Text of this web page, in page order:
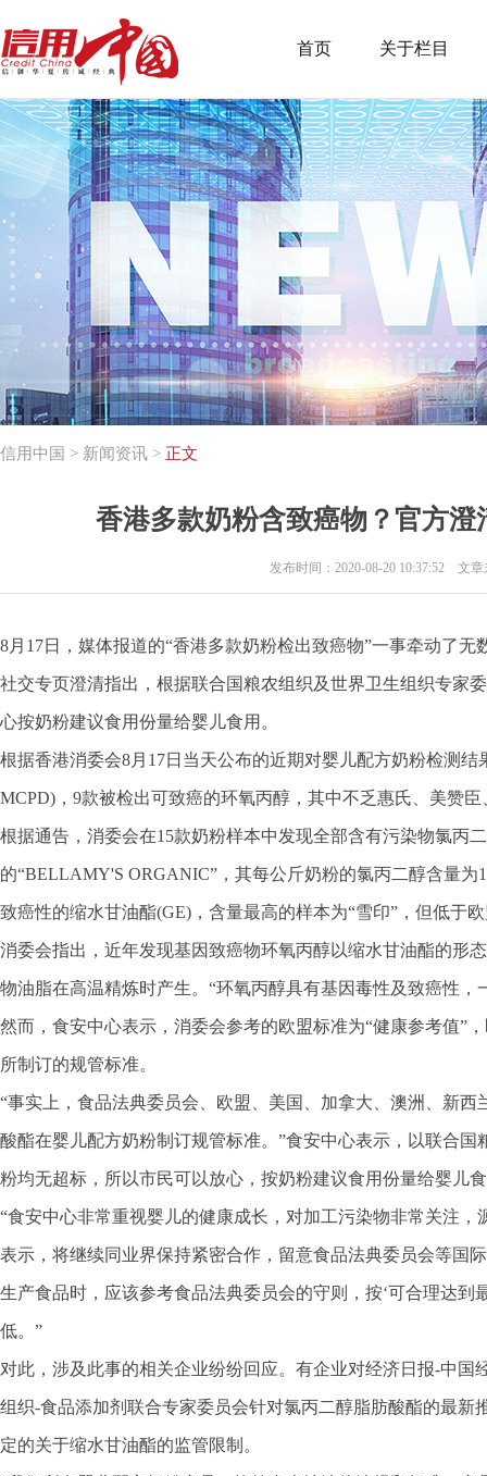
首页 关于栏目
信用中国 > 新闻资讯 > 正文
香港多款奶粉含致癌物？官方
发布时间：2020-08-20 10:37:52 文章
8月17日，媒体报道的“香港多款奶粉检出致癌物”一事牵动了
社交专页澄清指出，根据联合国粮农组织及世界卫生组织专家
心按奶粉建议食用份量给婴儿食用。
根据香港消委会8月17日当天公布的近期对婴儿配方奶粉检测
MCPD)，9款被检出可致癌的环氧丙醇，其中不乏惠氏、美赞
根据通告，消委会在15款奶粉样本中发现全部含有污染物氯丙
的“BELLAMY'S ORGANIC”，其每公斤奶粉的氯丙二醇含量
致癌性的缩水甘油酯(GE)，含量最高的样本为“雪印”，但低于
消委会指出，近年发现基因致癌物环氧丙醇以缩水甘油酯的形
物油脂在高温精炼时产生。“环氧丙醇具有基因毒性及致癌性
然而，食安中心表示，消委会参考的欧盟标准为“健康参考值”
所制订的规管标准。
“事实上，食品法典委员会、欧盟、美国、加拿大、澳洲、新
酸酯在婴儿配方奶粉制订规管标准。”食安中心表示，以联合
粉均无超标，所以市民可以放心，按奶粉建议食用份量给婴儿
“食安中心非常重视婴儿的健康成长，对加工污染物非常关注
表示，将继续同业界保持紧密合作，留意食品法典委员会等国
生产食品时，应该参考食品法典委员会的守则，按‘可合理达到
低。”
对此，涉及此事的相关企业纷纷回应。有企业对经济日报-中
组织-食品添加剂联合专家委员会针对氯丙二醇脂肪酸酯的最新
定的关于缩水甘油酯的监管限制。